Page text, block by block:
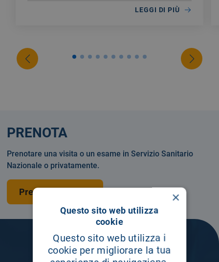
LEGGI DI PIÙ
PRENOTA
Prenotare una visita o un esame in Servizio Sanitario
Nazionale o privatamente.
Prenota una visita ×
Questo sito web utilizza
cookie
Questo sito web utilizza i
cookie per migliorare la tua